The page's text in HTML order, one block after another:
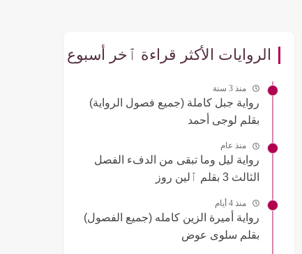
الروايات الأكثر قراءة ٱخر أسبوع
منذ 3 سنة
رواية جبل كاملة (جميع فصول الرواية)
بقلم لوجى أحمد
منذ عام
رواية ليل وما تبقى من الدفء الفصل
الثالث 3 بقلم ٱلين روز
منذ 4 أيام
رواية أميرة الزين كامله (جميع الفصول)
بقلم سلوى عوض